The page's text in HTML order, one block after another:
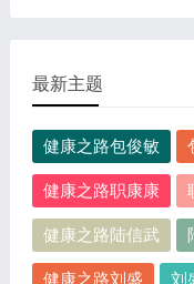
最新主题
健康之路包俊敏
健康之路职康康
健康之路陆信武
健康之路刘盛 刘